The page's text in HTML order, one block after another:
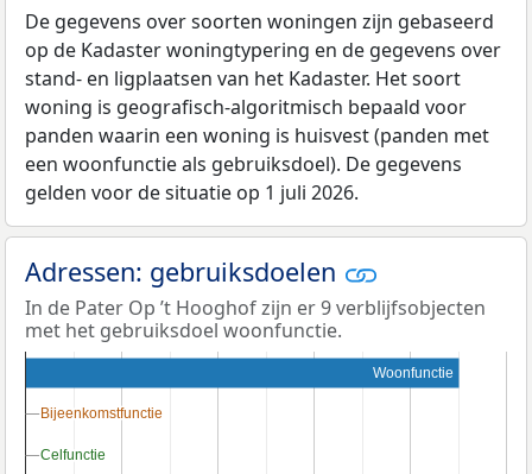
De gegevens over soorten woningen zijn gebaseerd
op de Kadaster woningtypering en de gegevens over
stand- en ligplaatsen van het Kadaster. Het soort
woning is geografisch-algoritmisch bepaald voor
panden waarin een woning is huisvest (panden met
een woonfunctie als gebruiksdoel). De gegevens
gelden voor de situatie op 1 juli 2026.
Adressen: gebruiksdoelen
In de Pater Op ’t Hooghof zijn er 9 verblijfsobjecten
met het gebruiksdoel woonfunctie.
Woonfunctie
Bijeenkomstfunctie
Bijeenkomstfunctie
Celfunctie
Celfunctie